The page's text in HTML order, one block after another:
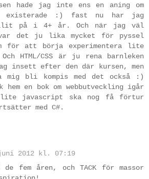
hade jag inte ens en aning om
existerade :) fast nu har jag
på i 4+ år. Och när jag väl
det ju lika mycket för pyssel
för att börja experimentera lite
HTML/CSS är ju rena barnleken
insett efter den där kursen, men
mig bli kompis med det också :)
en bok om webbutveckling igår
lite javascript ska nog få förtur
med C#.
2012 kl. 07:19
fem åren, och TACK för massor